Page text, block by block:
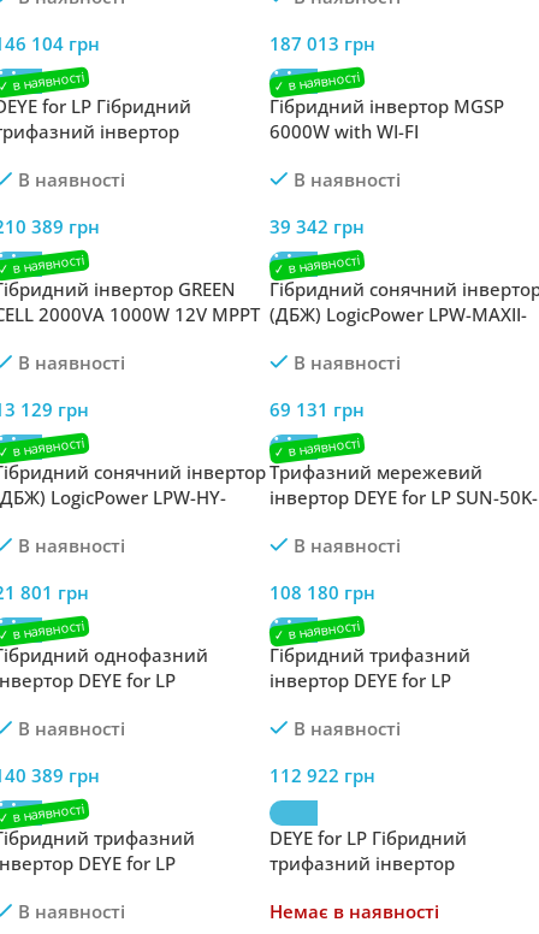
104 грн
187 013 грн
for LP Гібридний
інвертор
AM3
В наявності
389 грн
Гібридний інвертор MGSP
6000W with WI-FI
В наявності
39 342 грн
інвертор GREEN
2000VA 1000W 12V MPPT
В наявності
129 грн
Гібридний сонячний
(ДБЖ) LogicPower LPW-MAXII-
OFF GRID
В наявності
69 131 грн
сонячний інвертор
LogicPower LPW-HY-
В наявності
801 грн
Трифазний мережевий
інвертор DEYE for LP SUN-50K-
В наявності
108 180 грн
однофазний
DEYE for LP
В наявності
389 грн
Гібридний трифазний
інвертор DEYE for LP
EU-AM2
В наявності
112 922 грн
трифазний
DEYE for LP
Wi-Fi
В наявності
DEYE for LP Гібридний
трифазний інвертор
EU-EM6
Немає в наявності